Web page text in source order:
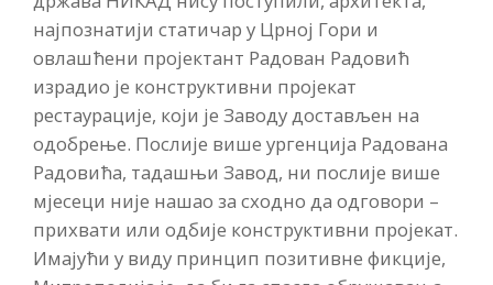
најпознатији статичар у Црној Гори и
овлашћени пројектант Радован Радовић
израдио је конструктивни пројекат
рестаурације, који је Заводу достављен на
одобрење. Послије више ургенција Радована
Радовића, тадашњи Завод, ни послије више
мјесеци није нашао за сходно да одговори –
прихвати или одбије конструктивни пројекат.
Имајући у виду принцип позитивне фикције,